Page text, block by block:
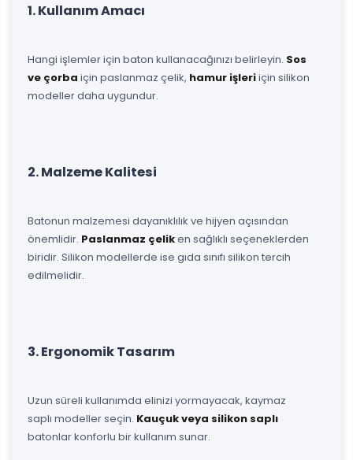
1. Kullanım Amacı
Hangi işlemler için baton kullanacağınızı belirleyin. Sos
ve çorba için paslanmaz çelik, hamur işleriiçin silikon
modeller daha uygundur.
2. Malzeme Kalitesi
Batonun malzemesi dayanıklılık ve hijyen açısından
önemlidir. Paslanmaz çeliken sağlıklı seçeneklerden
biridir. Silikon modellerde ise gıda sınıfı silikon tercih
edilmelidir.
3. Ergonomik Tasarım
Uzun süreli kullanımda elinizi yormayacak, kaymaz
saplı modeller seçin. Kauçuk veya silikon saplı
batonlar konforlu bir kullanım sunar.